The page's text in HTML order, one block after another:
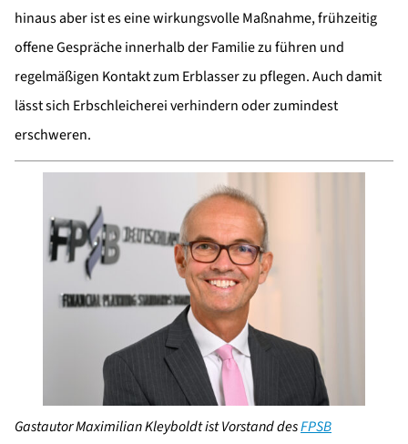
hinaus aber ist es eine wirkungsvolle Maßnahme, frühzeitig
offene Gespräche innerhalb der Familie zu führen und
regelmäßigen Kontakt zum Erblasser zu pflegen. Auch damit
lässt sich Erbschleicherei verhindern oder zumindest
erschweren.
Gastautor Maximilian Kleyboldt ist Vorstand desFPSB